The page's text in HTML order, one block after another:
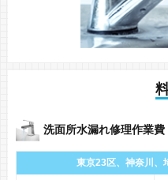
洗面所水漏れ修理作業費
東京23区、神奈川、